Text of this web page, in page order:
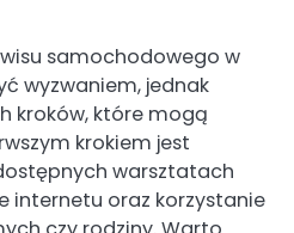
samochodowego w
wyzwaniem, jednak
kroków, które mogą
krokiem jest
warsztatach
internetu oraz korzystanie